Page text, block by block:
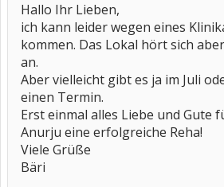
Hallo Ihr Lieben,
ich kann leider wegen eines
kommen. Das Lokal hört sich
an.
Aber vielleicht gibt es ja im Juli
einen Termin.
Erst einmal alles Liebe und Gute
Anurju eine erfolgreiche Reha!
Viele Grüße
Bäri